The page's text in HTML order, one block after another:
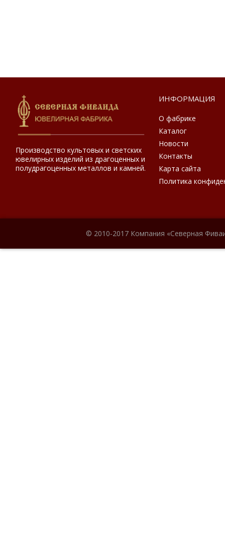
Производство культовых и светских
ювелирных изделий из драгоценных и
полудрагоценных металлов и камней.
ИНФОРМАЦИЯ
О фабрике
Каталог
Новости
Контакты
Карта сайта
Политика
© 2010-2017 Компания «Северная